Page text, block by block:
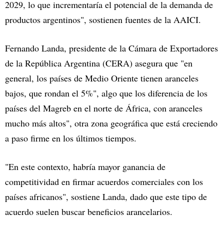
2029, lo que incrementaría el potencial de la demanda de
productos argentinos", sostienen fuentes de la AAICI.
Fernando Landa, presidente de la Cámara de Exportadores
de la República Argentina (CERA) asegura que "en
general, los países de Medio Oriente tienen aranceles
bajos, que rondan el 5%", algo que los diferencia de los
países del Magreb en el norte de África, con aranceles
mucho más altos", otra zona geográfica que está creciendo
a paso firme en los últimos tiempos.
"En este contexto, habría mayor ganancia de
competitividad en firmar acuerdos comerciales con los
países africanos", sostiene Landa, dado que este tipo de
acuerdo suelen buscar beneficios arancelarios.